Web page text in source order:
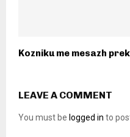
Kozniku me mesazh
LEAVE A COMMENT
You must be logged in to